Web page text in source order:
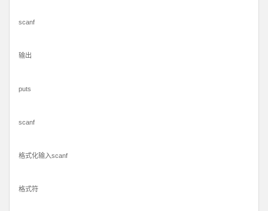
scanf
输出
puts
scanf
格式化输入scanf
格式符